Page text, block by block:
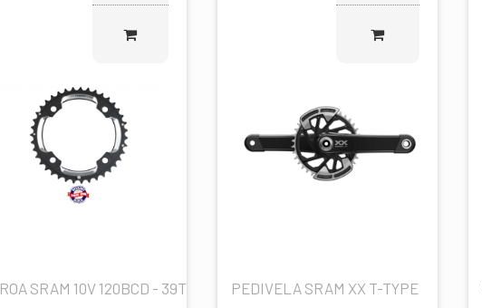
SRAM 10V 120BCD - 39T PEDIVELA SRAM XX T-TYPE